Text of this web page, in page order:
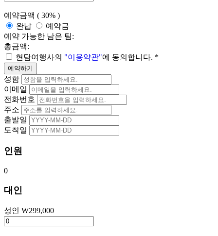
예약금액 ( 30% )
완납
예약금
예약 가능한 남은 팀:
총금액:
현담여행사의 "이용약관"에 동의합니다. *
예약하기
성함
이메일
전화번호
주소
출발일
도착일
인원
0
대인
성인 ₩299,000